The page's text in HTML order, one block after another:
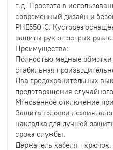
т.д. Простота в
современный дизайн и
PHE550-C. Кусторез
защиты рук от острых
Преимущества:
Полностью медные обмотки
стабильная
Два предохранительных
предотвращения
Мгновенное отключение
Защита головки лезвия,
накладка для лучшей
срока службы.
Держатель кабеля - крючок.